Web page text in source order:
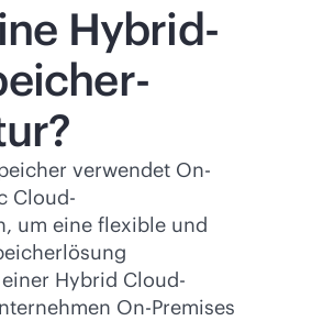
Hybrid-
verwendet On-
Cloud-
um eine flexible und
Hybrid Cloud-
On-Premises